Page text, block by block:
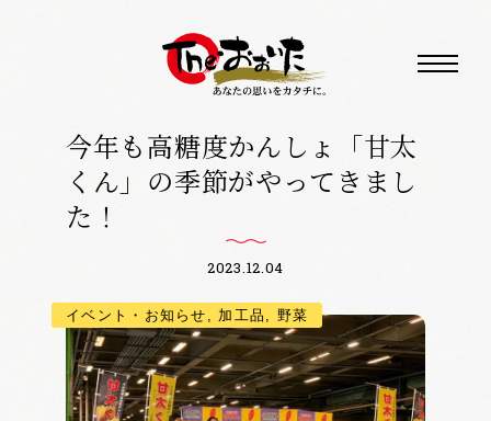
今年も高糖度かんしょ「甘太
くん」の季節がやってきまし
た！
2023.12.04
イベント・お知らせ, 加工品, 野菜